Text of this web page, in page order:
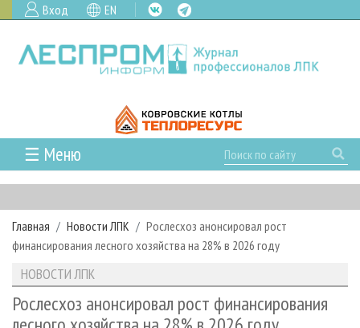
Вход EN
☰ Меню
ГЛАВНАЯ
РУБРИКИ И ТЕМЫ
РУБРИКИ ЖУРНАЛА
ЛЕСОЗАГОТОВКА
ЛЕСОПИЛЕНИЕ
НОВОСТИ
НОВОСТИ ЛПК
НОВОСТИ ЖУРНАЛА
ПРОЕКТЫ ЛПИ
АНАЛИТИКА
ПРЕДПРИЯТИЯ ЛПК
АРХИВ ЖУРНАЛОВ
О ЖУРНАЛЕ
Главная Новости ЛПК
Рослесхоз анонсировал рост
финансирования лесного хозяйства на 28% в 2026 году
НОВОСТИ ЛПК
Рослесхоз анонсировал рост финансирования